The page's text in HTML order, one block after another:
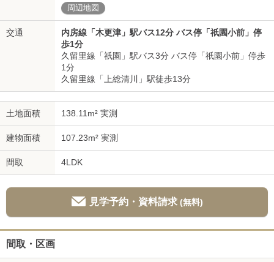
周辺地図
交通
内房線「木更津」駅バス12分 バス停「祇園小前」停
歩1分
久留里線「祇園」駅バス3分 バス停「祇園小前」停歩
1分
久留里線「上総清川」駅徒歩13分
土地面積 138.11m² 実測
建物面積 107.23m² 実測
間取 4LDK
見学予約・資料請求 (無料)
間取・区画